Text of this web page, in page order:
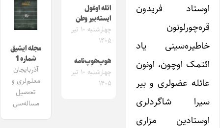
اوستاد فریدون
قره‌چورلونون
خاطیره‌سینی یاد
ائتمک اوچون، اونون
عائله عضولری و بیر
سیرا شاگردلری
اوستادین مزاری
ائله اوغول
ایسته‌ییر وطن
چهارشنبه ۱۰ تیر
۱۴۰۵
هوپ‌هوپ‌نامه
چهارشنبه ۱۰ تیر
۱۴۰۵
مجله ایشیق
شماره 1
آذربایجان
معلم‌لری و
تحصیل
مساله‌سی